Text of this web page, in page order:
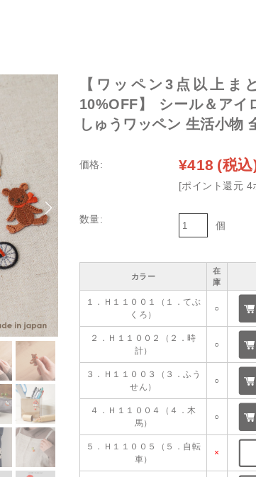
【ワッペン3点以上ま
10%OFF】 シール＆アイ
しゅうワッペン 生活小物
価格: ¥418 (税込
[ポイント還元 4
数量:
個
カラー
在
庫
１．Ｈ１１００１（１．てぶ
くろ）
○
２．Ｈ１１００２（２．時
計）
○
３．Ｈ１１００３（３．ふう
せん）
○
４．Ｈ１１００４（４．木
馬）
○
５．Ｈ１１００５（５．自転
車）
×